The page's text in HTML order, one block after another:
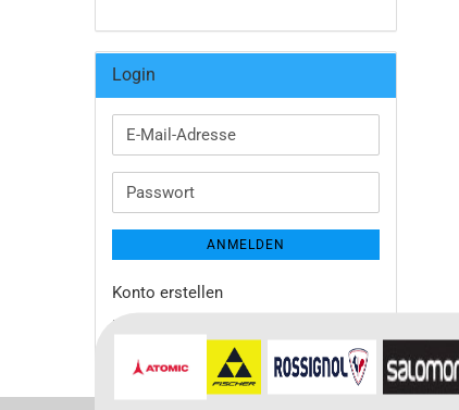
Login
E-
Mail-
Passwort
ANMELDEN
Konto erstellen
Passwort vergessen?